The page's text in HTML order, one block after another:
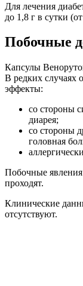
Для лечения
до 1,8 г в сутки
Побочные
Капсулы
В редких случаях
эффекты:
со стороны
диарея;
со стороны
головная
Побочные
проходят.
Клинические
отсутствуют.